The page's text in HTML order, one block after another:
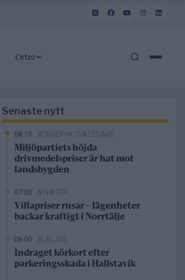
Orter
Senaste nytt
08:10 KONSERVATIVA LEDARE
Miljöpartiets höjda
drivmedelspriser är hat mot
landsbygden
07:00 NYHETER
Villapriser rusar – lägenheter
backar kraftigt i Norrtälje
06:00 BLÅLJUS
Indraget körkort efter
parkeringsskada i Hallstavik